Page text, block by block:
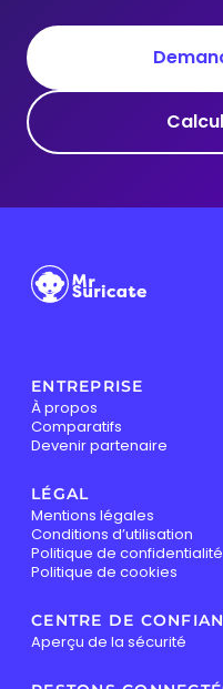
ENTREPRISE
À propos
Comparatifs
Devenir partenaire
LÉGAL
Mentions légales
Conditions d’utilisation
Politique de confidentialité
Politique de cookies
CENTRE DE
Aperçu de la sécurité